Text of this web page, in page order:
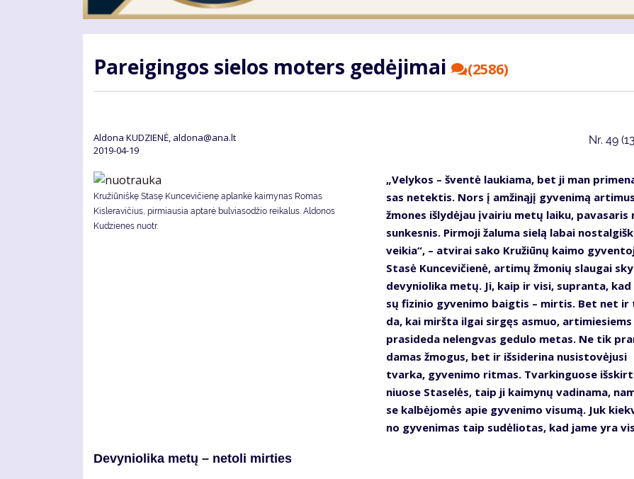
Pa­rei­gin­gos sie­los mo­ters ge­dė­ji­mai (2586)
Aldona KUDZIENĖ, aldona@ana.lt
2019-04-19
Nr. 49
Kružiūniškę Stasę Kuncevičienę aplankė kaimynas Romas
Kisleravičius, pirmiausia aptarė bulviasodžio reikalus. Aldonos
Kudzienes nuotr.
„Ve­ly­kos – šven­tė lau­kia­ma, bet ji man
sas ne­tek­tis. Nors į am­ži­ną­jį gy­ve­ni­mą ar­ti­mus
žmo­nes iš­ly­dė­jau įvai­riu me­tų lai­ku, pa­va­sa­ris
sun­kes­nis. Pir­mo­ji ža­lu­ma sie­lą la­bai
vei­kia“, – at­vi­rai sa­ko Kru­žiū­nų kai­mo
Sta­sė Kun­ce­vi­čie­nė, ar­ti­mų žmo­nių slau­gai
de­vy­nio­li­ka me­tų. Ji, kaip ir vi­si, su­pran­ta,
sų fi­zi­nio gy­ve­ni­mo baig­tis – mir­tis. Bet net
da, kai mirš­ta il­gai sir­gęs as­muo, ar­ti­mie­siems
pra­si­de­da ne­leng­vas ge­du­lo me­tas. Ne tik
da­mas žmo­gus, bet ir iš­si­de­ri­na nu­si­sto­vė­ju­si
tvar­ka, gy­ve­ni­mo rit­mas. Tvar­kin­guo­se
niuo­se Sta­se­lės, taip ji kai­my­nų va­di­na­ma,
se kal­bė­jo­mės apie gy­ve­ni­mo vi­su­mą. Juk
no gy­ve­ni­mas taip su­dė­lio­tas, kad ja­me yra
De­vy­nio­li­ka me­tų – ne­to­li mir­ties